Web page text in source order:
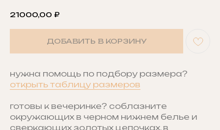
21000,00 ₽
ДОБАВИТЬ В КОРЗИНУ
нужна помощь по подбору размера?
открыть таблицу размеров
готовы к вечеринке? соблазните
окружающих в черном нижнем белье и
сверкающих золотых цепочках. в